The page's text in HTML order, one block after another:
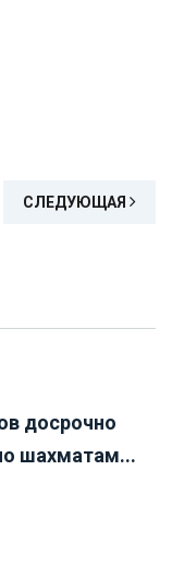
СЛЕДУЮЩАЯ
досрочно
шахматам...